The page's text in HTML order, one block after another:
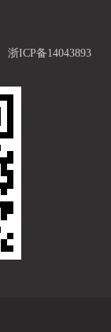
浙ICP备14043893